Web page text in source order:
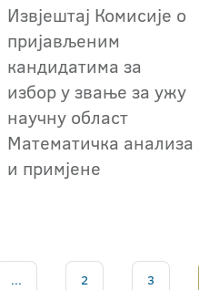
Извјештај Комисије о
пријављеним
кандидатима за
избор у звање за ужу
научну област
Математичка анализа
и примјене
... 2 3